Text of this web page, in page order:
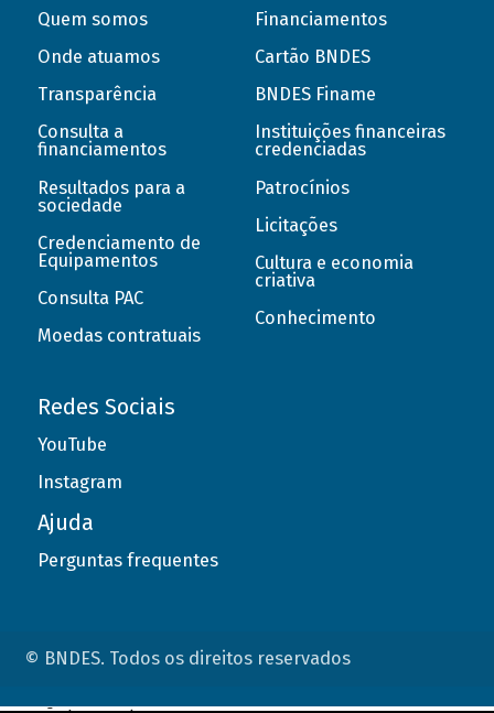
Quem somos
Onde atuamos
Transparência
Consulta a
financiamentos
Resultados para a
sociedade
Credenciamento de
Equipamentos
Consulta PAC
Moedas contratuais
Financiamentos
Cartão BNDES
BNDES Finame
Instituições financeiras
credenciadas
Patrocínios
Licitações
Cultura e economia
criativa
Conhecimento
Redes Sociais
YouTube
Instagram
Ajuda
Perguntas frequentes
© BNDES. Todos os direitos reservados